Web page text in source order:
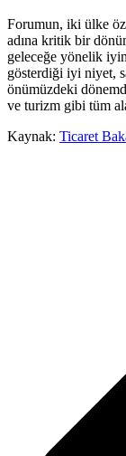
Forumun, iki ülke
adına kritik bir
geleceğe yönelik
gösterdiği iyi niyet,
önümüzdeki
ve turizm gibi tüm
Kaynak: Ticaret